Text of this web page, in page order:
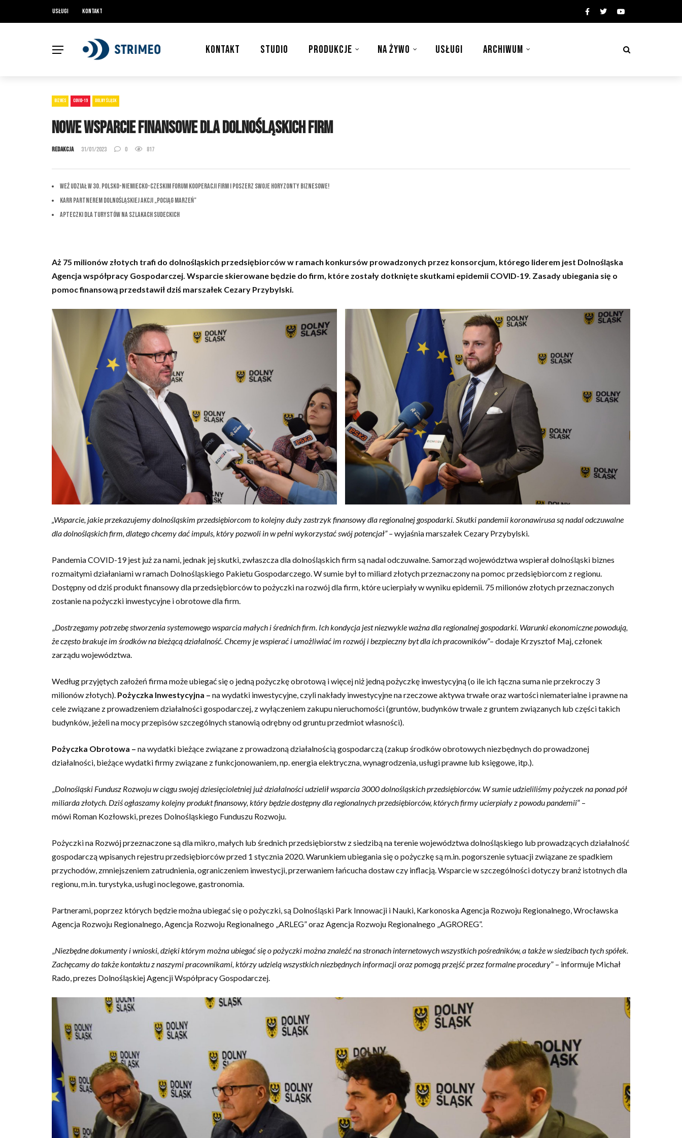
Usługi Kontakt
KONTAKT STUDIO PRODUKCJE NA ŻYWO USŁUGI ARCHIWUM
BIZNES COVID-19 DOLNY ŚLĄSK
Nowe wsparcie finansowe dla dolnośląskich firm
Redakcja 31/01/2023 0 817
Weź udział w 30. Polsko-Niemiecko-Czeskim Forum Kooperacji Firm i Poszerz Swoje Horyzonty Biznesowe!
KARR partnerem dolnośląskiej akcji „Pociąg marzeń”
Apteczki dla Turystów na Szlakach Sudeckich
Aż 75 milionów złotych trafi do dolnośląskich przedsiębiorców w ramach konkursów prowadzonych przez konsorcjum, którego liderem jest Dolnośląska
Agencja współpracy Gospodarczej. Wsparcie skierowane będzie do firm, które zostały dotknięte skutkami epidemii COVID-19. Zasady ubiegania się o
pomoc finansową przedstawił dziś marszałek Cezary Przybylski.
„Wsparcie, jakie przekazujemy dolnośląskim przedsiębiorcom to kolejny duży zastrzyk finansowy dla regionalnej gospodarki. Skutki pandemii koronawirusa są nadal odczuwalne
dla dolnośląskich firm, dlatego chcemy dać impuls, który pozwoli in w pełni wykorzystać swój potencjał” –wyjaśnia marszałek Cezary Przybylski.
Pandemia COVID-19 jest już za nami, jednak jej skutki, zwłaszcza dla dolnośląskich firm są nadal odczuwalne. Samorząd województwa wspierał dolnośląski biznes
rozmaitymi działaniami w ramach Dolnośląskiego Pakietu Gospodarczego. W sumie był to miliard złotych przeznaczony na pomoc przedsiębiorcom z regionu.
Dostępny od dziś produkt finansowy dla przedsiębiorców to pożyczki na rozwój dla firm, które ucierpiały w wyniku epidemii. 75 milionów złotych przeznaczonych
zostanie na pożyczki inwestycyjne i obrotowe dla firm.
Dostrzegamy potrzebę stworzenia systemowego wsparcia małych i średnich firm. Ich kondycja jest niezwykle ważna dla regionalnej gospodarki. Warunki ekonomiczne powodują,
że często brakuje im środków na bieżącą działalność. Chcemy je wspierać i umożliwiać im rozwój i bezpieczny byt dla ich pracowników”– dodaje Krzysztof Maj, członek
zarządu województwa.
Według przyjętych założeń firma może ubiegać się o jedną pożyczkę obrotową i więcej niż jedną pożyczkę inwestycyjną (o ile ich łączna suma nie przekroczy 3
milionów złotych). Pożyczka Inwestycyjna – na wydatki inwestycyjne, czyli nakłady inwestycyjne na rzeczowe aktywa trwałe oraz wartości niematerialne i prawne na
cele związane z prowadzeniem działalności gospodarczej, z wyłączeniem zakupu nieruchomości(gruntów, budynków trwale z gruntem związanych lub części takich
budynków, jeżeli na mocy przepisów szczególnych stanowią odrębny od gruntu przedmiot własności).
Pożyczka Obrotowa – na wydatki bieżące związane z prowadzoną działalnością gospodarczą(zakup środków obrotowych niezbędnych do prowadzonej
działalności, bieżące wydatki firmy związane z funkcjonowaniem, np. energia elektryczna, wynagrodzenia, usługi prawne lub księgowe, itp.).
Dolnośląski Fundusz Rozwoju w ciągu swojej dziesięcioletniej już działalności udzielił wsparcia 3000 dolnośląskich przedsiębiorców. W sumie udzieliliśmy pożyczek na ponad pół
miliarda złotych. Dziś ogłaszamy kolejny produkt finansowy, który będzie dostępny dla regionalnych przedsiębiorców, których firmy ucierpiały z powodu pandemii” –
mówi Roman Kozłowski, prezes Dolnośląskiego Funduszu Rozwoju.
Pożyczki na Rozwój przeznaczone są dla mikro, małych lub średnich przedsiębiorstw z siedzibą na terenie województwa dolnośląskiego lub prowadzących działalność
gospodarczą wpisanych rejestru przedsiębiorców przed 1 stycznia 2020. Warunkiem ubiegania się o pożyczkę są m.in. pogorszenie sytuacji związane ze spadkiem
przychodów, zmniejszeniem zatrudnienia, ograniczeniem inwestycji, przerwaniem łańcucha dostaw czy inflacją. Wsparcie w szczególności dotyczy branż istotnych dla
regionu, m.in. turystyka, usługi noclegowe, gastronomia.
Partnerami, poprzez których będzie można ubiegać się o pożyczki, są Dolnośląski Park Innowacji i Nauki, Karkonoska Agencja Rozwoju Regionalnego, Wrocławska
Agencja Rozwoju Regionalnego, Agencja Rozwoju Regionalnego „ARLEG” oraz Agencja Rozwoju Regionalnego „AGROREG”.
Niezbędne dokumenty i wnioski, dzięki którym można ubiegać się o pożyczki można znaleźć na stronach internetowych wszystkich pośredników, a także w siedzibach tych spółek.
Zachęcamy do także kontaktu z naszymi pracownikami, którzy udzielą wszystkich niezbędnych informacji oraz pomogą przejść przez formalne procedury” – informuje Michał
Rado, prezes Dolnośląskiej Agencji Współpracy Gospodarczej.